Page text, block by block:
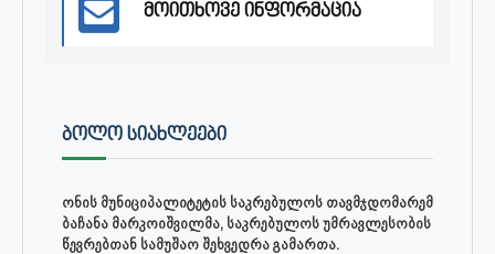
მოითხოვე ინფორმაცია
ᲑᲝᲚᲝ ᲡᲘᲐᲮᲚᲔᲔᲑᲘ
ონის მუნიციპალიტეტის საკრებულოს თავმჯდომარემ
ბაჩანა მარკოიშვილმა, საკრებულოს უმრავლესობის
წევრებთან სამუშაო შეხვედრა გამართა.